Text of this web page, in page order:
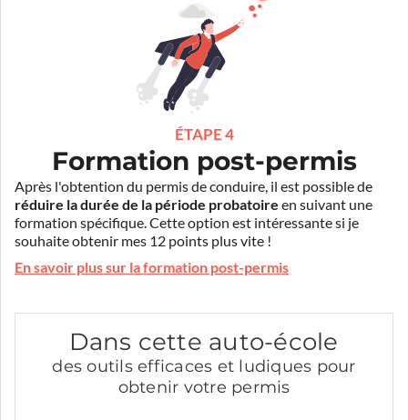
ÉTAPE 4
Formation post-permis
Après l'obtention du permis de conduire, il est possible de
réduire la durée de la période probatoire en suivant une
formation spécifique. Cette option est intéressante si je
souhaite obtenir mes 12 points plus vite !
En savoir plus sur la formation post-permis
Dans cette auto-école
des outils efficaces et ludiques pour
obtenir votre permis